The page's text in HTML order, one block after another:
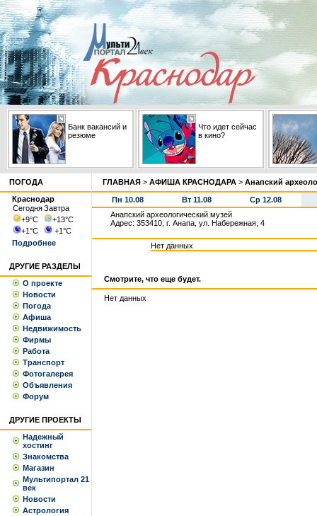
Банк вакансий и
резюме
Что идет сейчас
в кино?
ПОГОДА
Краснодар
СегодняЗавтра
+9°С +13°С
+1°С +1°С
Подробнее
ДРУГИЕ РАЗДЕЛЫ
О проекте
Новости
Погода
Афиша
Недвижимость
Фирмы
Работа
Транспорт
Фотогалерея
Объявления
Форум
ДРУГИЕ ПРОЕКТЫ
Надежный
хостинг
Знакомства
Магазин
Мультипортал 21
век
Новости
Астрология
ГЛАВНАЯ > АФИША КРАСНОДАРА > Анапский
Пн 10.08 Вт 11.08
Ср 12.08
Анапский археологический музей
Адрес: 353410, г. Анапа, ул. Набережная, 4
Нет данных
Смотрите, что еще будет.
Нет данных